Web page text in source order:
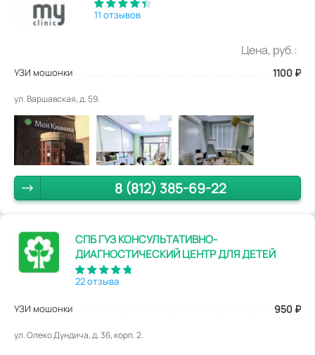
11 отзывов
Цена, руб.:
УЗИ мошонки 1100 ₽
ул. Варшавская, д. 59.
8 (812) 385-69-22
СПБ ГУЗ КОНСУЛЬТАТИВНО-
ДИАГНОСТИЧЕСКИЙ ЦЕНТР ДЛЯ ДЕТЕЙ
22 отзыва
УЗИ мошонки 950 ₽
ул. Олеко Дундича, д. 36, корп. 2.